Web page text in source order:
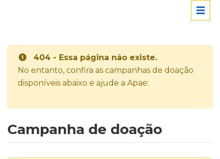
404 - Essa página não existe.
No entanto, confira as campanhas de doação
disponíveis abaixo e ajude a Apae:
Campanha de doação